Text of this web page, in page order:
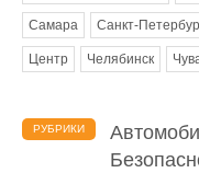
Самара Санкт-
Центр Челябинск
РУБРИКИ